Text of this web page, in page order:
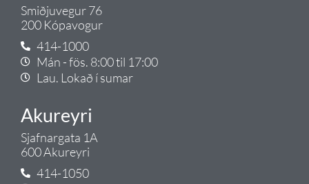
Smiðjuvegur 76
200 Kópavogur
414-1000
Mán - fös. 8:00 til 17:00
Lau. Lokað í sumar
Akureyri
Sjafnargata 1A
600 Akureyri
414-1050